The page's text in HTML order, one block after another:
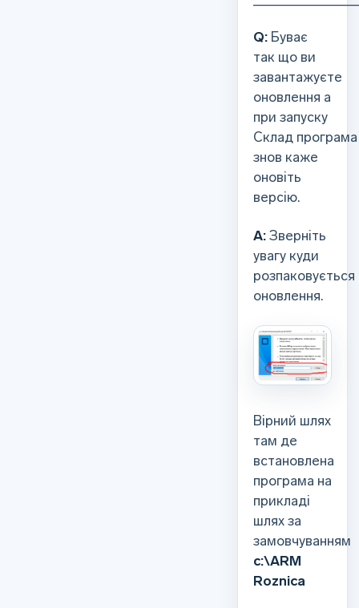
Q: Буває
так що ви
завантажуєте
оновлення а
при запуску
Склад програма
знов каже
оновіть
версію.
А: Зверніть
увагу куди
розпаковується
оновлення.
Вірний шлях
там де
встановлена
програма на
прикладі
шлях за
замовчуванням
c:\ARM
Roznica